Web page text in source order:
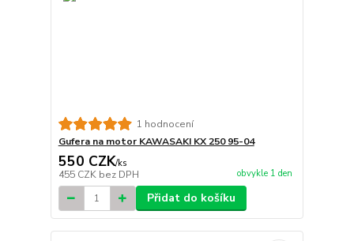
1 hodnocení
Gufera na motor KAWASAKI KX 250 95-04
550 CZK/ks
455 CZK bez DPH obvykle 1 den
Přidat do košíku